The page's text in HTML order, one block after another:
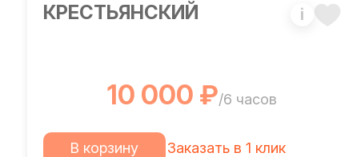
КРЕСТЬЯНСКИЙ i
10 000 ₽/6 часов
В корзину Заказать в 1 клик